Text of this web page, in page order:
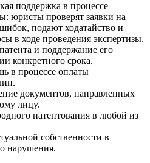
поддержка в процессе
юристы проверят заявки на
подают ходатайство и
в ходе проведения экспертизы.
и поддержание его
конкретного срока.
в процессе оплаты
документов, направленных
лицу.
патентования в любой из
собственности в
нарушения.